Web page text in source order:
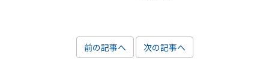
前の記事へ 次の記事へ